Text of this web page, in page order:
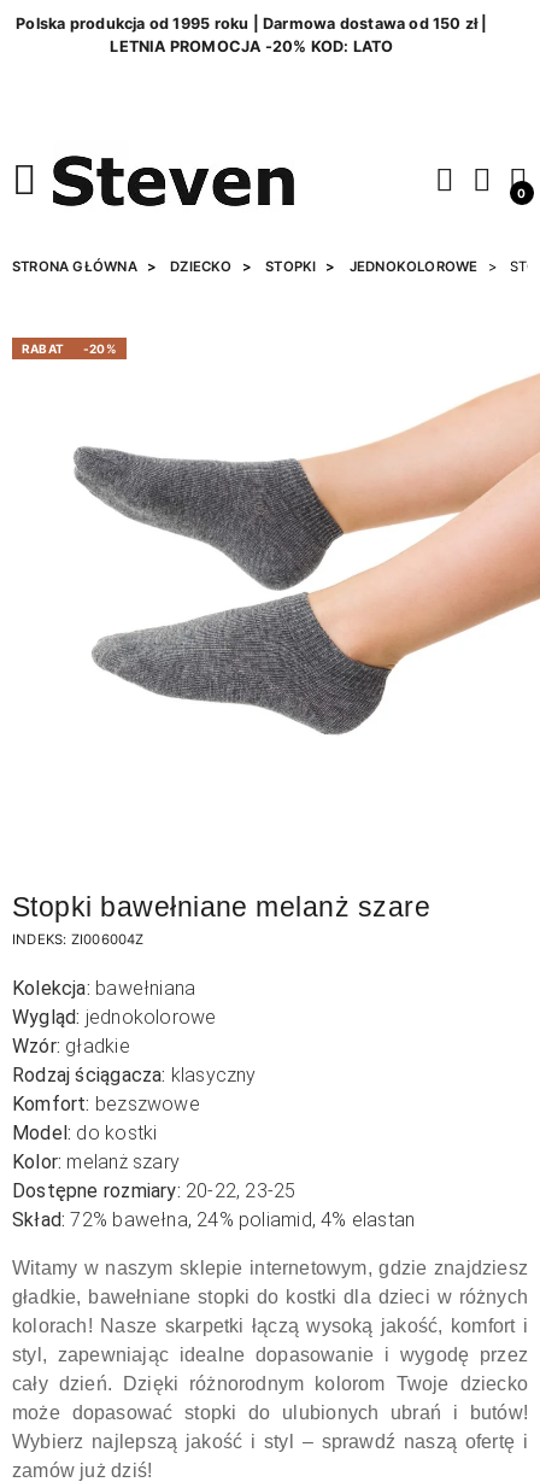
Polska produkcja od 1995 roku | Darmowa dostawa od 150 zł |
LETNIA PROMOCJA -20% KOD: LATO
0
STRONA GŁÓWNA DZIECKO STOPKI JEDNOKOLOROWE
RABAT -20%
Stopki bawełniane melanż szare
INDEKS: ZI006004Z
Kolekcja: bawełniana
Wygląd: jednokolorowe
Wzór: gładkie
Rodzaj ściągacza: klasyczny
Komfort: bezszwowe
Model: do kostki
Kolor: melanż szary
Dostępne rozmiary: 20-22, 23-25
Skład: 72% bawełna, 24% poliamid, 4% elastan
Witamy w naszym sklepie internetowym, gdzie znajdziesz
gładkie, bawełniane stopki do kostki dla dzieci w różnych
kolorach! Nasze skarpetki łączą wysoką jakość, komfort i
styl, zapewniając idealne dopasowanie i wygodę przez
cały dzień. Dzięki różnorodnym kolorom Twoje dziecko
może dopasować stopki do ulubionych ubrań i butów!
Wybierz najlepszą jakość i styl – sprawdź naszą ofertę i
zamów już dziś!